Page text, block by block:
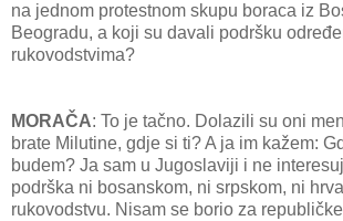
na jednom protestnom skupu boraca iz
Beogradu, a koji su davali podršku
rukovodstvima?
MORAČA: To je tačno. Dolazili su oni
brate Milutine, gdje si ti? A ja im kažem:
budem? Ja sam u Jugoslaviji i ne
podrška ni bosanskom, ni srpskom, ni
rukovodstvu. Nisam se borio za